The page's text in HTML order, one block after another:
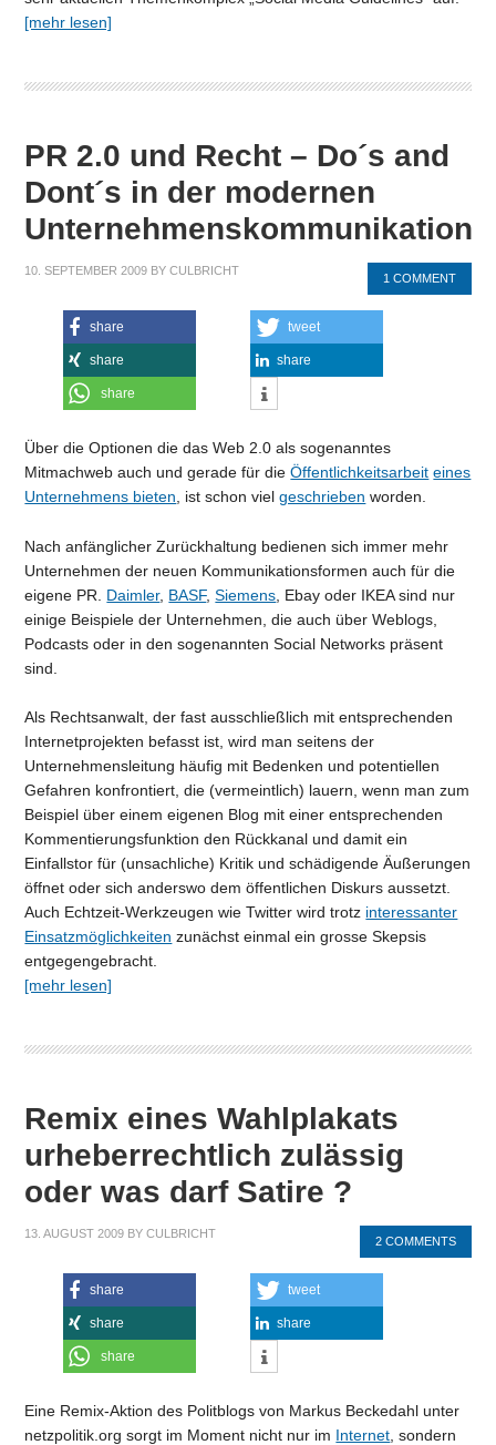
[mehr lesen]
PR 2.0 und Recht – Do´s and
Dont´s in der modernen
Unternehmenskommunikation
10. SEPTEMBER 2009 BYCULBRICHT
1 COMMENT
share tweet
share share
share
Über die Optionen die das Web 2.0 als sogenanntes
Mitmachweb auch und gerade für dieÖffentlichkeitsarbeit eines
Unternehmens bieten , ist schon vielgeschrieben worden.
Nach anfänglicher Zurückhaltung bedienen sich immer mehr
Unternehmen der neuen Kommunikationsformen auch für die
eigene PR. Daimler, BASF,Siemens , Ebay oder IKEA sind nur
einige Beispiele der Unternehmen, die auch über Weblogs,
Podcasts oder in den sogenannten Social Networks präsent
sind.
Als Rechtsanwalt, der fast ausschließlich mit entsprechenden
Internetprojekten befasst ist, wird man seitens der
Unternehmensleitung häufig mit Bedenken und potentiellen
Gefahren konfrontiert, die (vermeintlich) lauern, wenn man zum
Beispiel über einem eigenen Blog mit einer entsprechenden
Kommentierungsfunktion den Rückkanal und damit ein
Einfallstor für (unsachliche) Kritik und schädigende Äußerungen
öffnet oder sich anderswo dem öffentlichen Diskurs aussetzt.
Auch Echtzeit-Werkzeugen wie Twitter wird trotz interessanter
Einsatzmöglichkeiten zunächst einmal ein grosse Skepsis
entgegengebracht.
[mehr lesen]
Remix eines Wahlplakats
urheberrechtlich zulässig
oder was darf Satire ?
13. AUGUST 2009 BYCULBRICHT
2 COMMENTS
share tweet
share share
share
Eine Remix-Aktion des Politblogs von Markus Beckedahl unter
netzpolitik.org sorgt im Moment nicht nur im Internet , sondern